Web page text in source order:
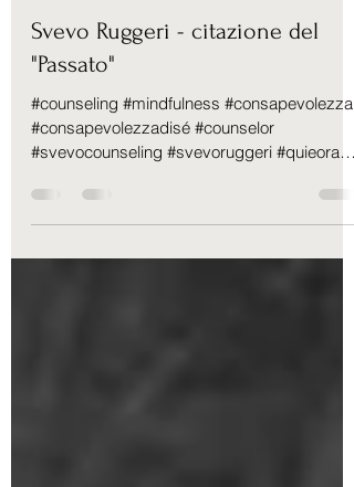
21 feb 2022
Tempo di lettura: 1 min
Svevo Ruggeri - citazione del
"Passato"
#counseling #mindfulness #consapevolezza
#svevocounseling #svevoruggeri #quieora
#benessere...